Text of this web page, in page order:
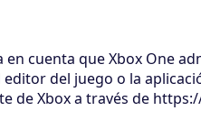
cuenta que Xbox One
del juego o la
de Xbox a través de